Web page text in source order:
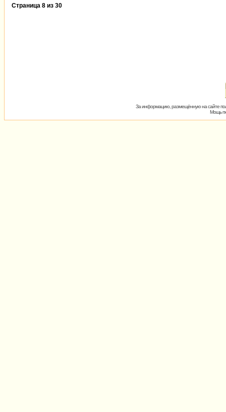
Страница 8 из 30
За информацию, размещённую на сайте
Мощь